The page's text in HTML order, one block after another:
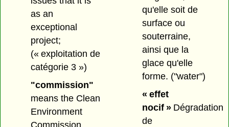
as an
exceptional
project;
(« exploitation de
catégorie 3 »)
"commission"
means the Clean
Environment
qu'elle soit de
surface ou
souterraine,
ainsi que la
glace qu'elle
forme. ("water")
« effet
nocif »Dégradation
de